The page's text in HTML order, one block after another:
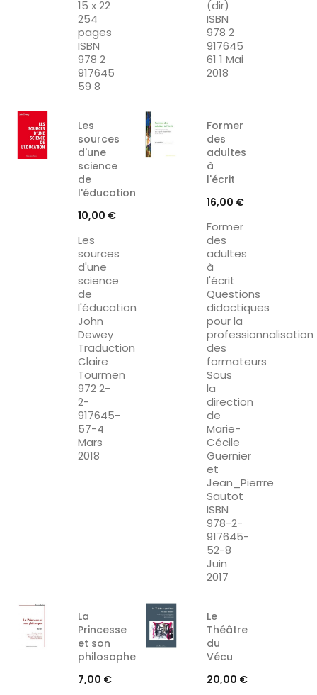
15 x 22
254
pages
ISBN
978 2
917645
59 8
(dir)
ISBN
978 2
917645
61 1 Mai
2018
Les
sources
d'une
science
de
l'éducation
Prix
10,00 €
Les
sources
d'une
science
de
l'éducation
John
Dewey
Traduction
Claire
Tourmen
972 2-
2-
917645-
57-4
Mars
2018
Former
des
adultes
à
l'écrit
Prix
16,00 €
Former
des
adultes
à
l'écrit
Questions
didactiques
pour la
professionnalisation
des
formateurs
Sous
la
direction
de
Marie-
Cécile
Guernier
et
Jean_Pierrre
Sautot
ISBN
978-2-
917645-
52-8
Juin
2017
La
Princesse
et son
philosophe
Prix
7,00 €
Le
Théâtre
du
Vécu
Prix
20,00 €